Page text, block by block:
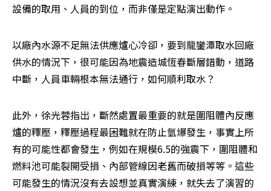
設備的取用、人員的到位，而非僅是定點演出動作。
以廠內水源不足無法供應爐心冷卻，要到龍鑾潭取水回廠
供水的情況下，很可能因為地震造城恆春斷層錯動，道路
中斷，人員車輛根本無法通行，如何順利取水？
此外，徐光蓉指出，斷然處置最重要的就是圍阻體內反應
爐的釋壓，釋壓過程最困難就在防止氫爆發生，事實上所
有的可能性都會發生，例如在規模6.5的強震下，圍阻體和
燃料池可能裂開受損、內部管線因老舊而破損等等。這些
可能發生的情況沒有去設想並真實演練，就失去了演習的